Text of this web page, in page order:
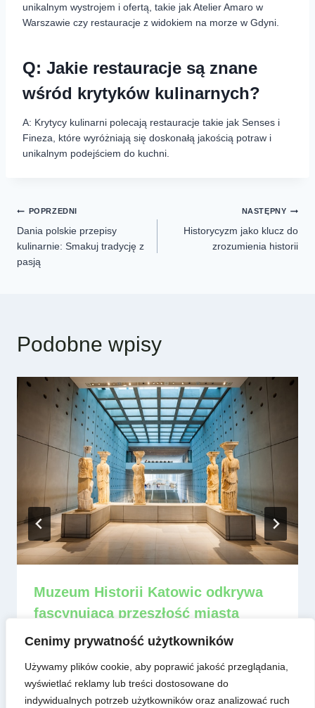
Cenimy prywatność użytkowników
Używamy plików cookie, aby poprawić jakość przeglądania,
wyświetlać reklamy lub treści dostosowane do
indywidualnych potrzeb użytkowników oraz analizować ruch
unikalnym wystrojem i ofertą, takie jak Atelier Amaro w
Warszawie czy restauracje z widokiem na morze w Gdyni.
Q: Jakie restauracje są znane
wśród krytyków kulinarnych?
A: Krytycy kulinarni polecają restauracje takie jak Senses i
Fineza, które wyróżniają się doskonałą jakością potraw i
unikalnym podejściem do kuchni.
POPRZEDNI
Dania polskie przepisy
kulinarnie: Smakuj tradycję z
pasją
NASTĘPNY
Historycyzm jako klucz do
zrozumienia historii
Podobne wpisy
Muzeum Historii Katowic odkrywa
fascynującą przeszłość miasta
Przez admin 8 czerwca, 2025